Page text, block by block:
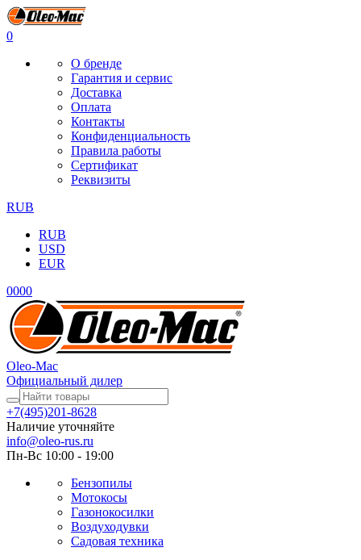
0
О бренде
Гарантия и сервис
Доставка
Оплата
Контакты
Конфиденциальность
Правила работы
Сертификат
Реквизиты
RUB
RUB
USD
EUR
0000
Oleo-Mac
Официальный дилер
+7(495)201-8628
Наличие уточняйте
info@oleo-rus.ru
Пн-Вс 10:00 - 19:00
Бензопилы
Мотокосы
Газонокосилки
Воздуходувки
Садовая техника